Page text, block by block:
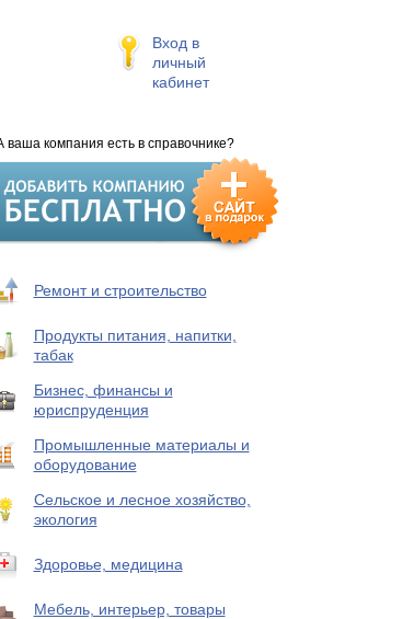
Вход в
личный
кабинет
ваша компания есть в справочнике?
Ремонт и строительство
Продукты питания, напитки,
табак
Бизнес, финансы и
юриспруденция
Промышленные материалы и
оборудование
Сельское и лесное хозяйство,
экология
Здоровье, медицина
Мебель, интерьер, товары